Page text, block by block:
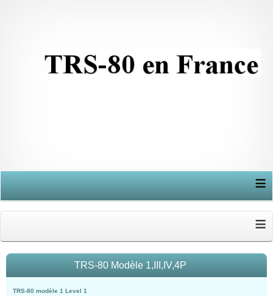
≡
≡
TRS-80 Modèle 1,III,IV,4P
TRS-80 modèle 1 Level 1